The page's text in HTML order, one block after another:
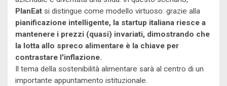
PlanEat si distingue come modello virtuoso: grazie alla
pianificazione intelligente, la startup italiana riesce a
mantenere i prezzi (quasi) invariati, dimostrando che
la lotta allo spreco alimentare è la chiave per
contrastare l'inflazione.
Il tema della sostenibilità alimentare sarà al centro di un
importante appuntamento istituzionale.